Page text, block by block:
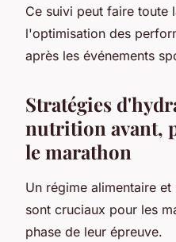
Ce suivi peut faire toute
l'optimisation des
après les événements
Stratégies
nutrition avant,
le marathon
Un régime alimentaire et
sont cruciaux pour les
phase de leur épreuve.